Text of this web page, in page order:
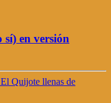
sí) en versión